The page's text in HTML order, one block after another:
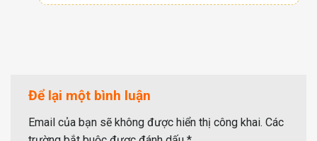
Để lại một bình luận
Email của bạn sẽ không được hiển thị công khai. Các